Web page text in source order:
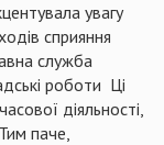
увагу
сприяння
служба
роботи Ці
діяльності,
паче,